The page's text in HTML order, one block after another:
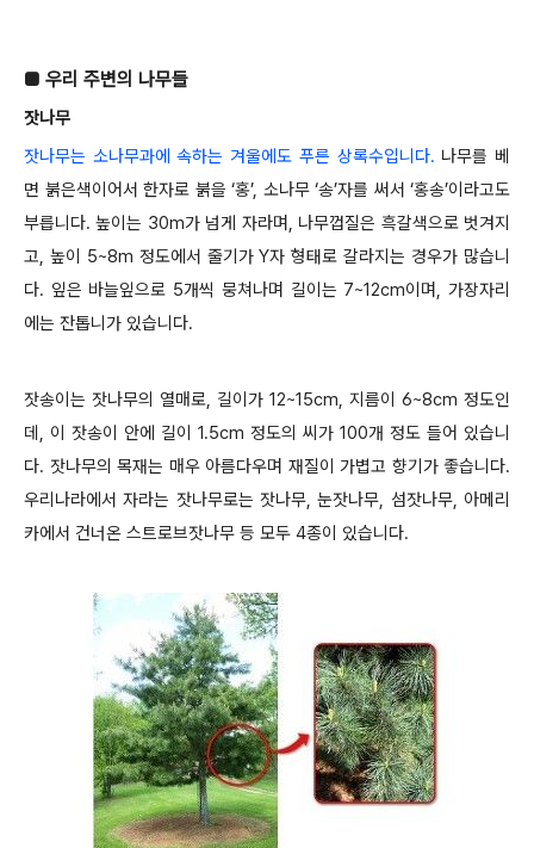
■ 우리 주변의 나무들
잣나무
잣나무는 소나무과에 속하는 겨울에도 푸른 상록수입니다. 나무를 베
면 붉은색이어서 한자로 붉을 ‘홍’, 소나무 ‘송’자를 써서 ‘홍송’이라고도
부릅니다. 높이는 30m가 넘게 자라며, 나무껍질은 흑갈색으로 벗겨지
고, 높이 5~8m 정도에서 줄기가 Y자 형태로 갈라지는 경우가 많습니
다. 잎은 바늘잎으로 5개씩 뭉쳐나며 길이는 7~12cm이며, 가장자리
에는 잔톱니가 있습니다.
잣송이는 잣나무의 열매로, 길이가 12~15cm, 지름이 6~8cm 정도인
데, 이 잣송이 안에 길이 1.5cm 정도의 씨가 100개 정도 들어 있습니
다. 잣나무의 목재는 매우 아름다우며 재질이 가볍고 향기가 좋습니다.
우리나라에서 자라는 잣나무로는 잣나무, 눈잣나무, 섬잣나무, 아메리
카에서 건너온 스트로브잣나무 등 모두 4종이 있습니다.